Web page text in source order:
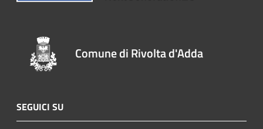
Comune di Rivolta d'Adda
SEGUICI SU